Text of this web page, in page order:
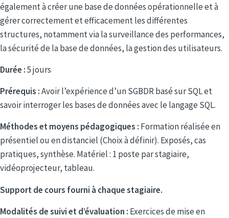
également à créer une base de données opérationnelle et à
gérer correctement et efficacement les différentes
structures, notamment via la surveillance des performances,
la sécurité de la base de données, la gestion des utilisateurs.
Durée :5 jours
Prérequis :Avoir l’expérience d’un SGBDR basé sur SQL et
savoir interroger les bases de données avec le langage SQL.
Méthodes et moyens pédagogiques : Formation réalisée en
présentiel ou en distanciel (Choix à définir). Exposés, cas
pratiques, synthèse. Matériel : 1 poste par stagiaire,
vidéoprojecteur, tableau.
Support de cours fourni à chaque stagiaire.
Modalités de suivi et d’évaluation : Exercices de mise en